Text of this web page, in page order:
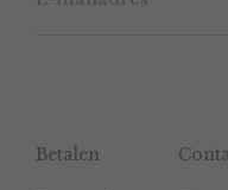
Betalen